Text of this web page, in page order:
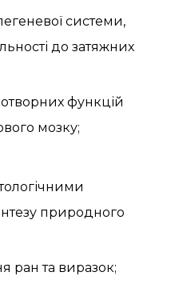
системи,
до затяжних
функцій
мозку;
природного
ран та виразок;